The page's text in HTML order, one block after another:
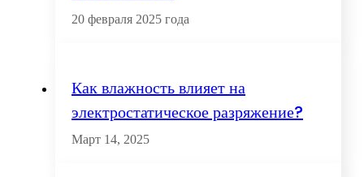
20 февраля 2025 года
Как влажность влияет на
электростатическое разряжение?
Март 14, 2025